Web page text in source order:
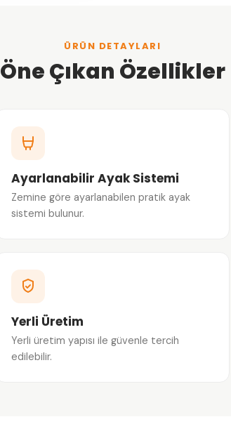
ÜRÜN DETAYLARI
Öne Çıkan Özellikler
Ayarlanabilir Ayak Sistemi
Zemine göre ayarlanabilen pratik ayak
sistemi bulunur.
Yerli Üretim
Yerli üretim yapısı ile güvenle tercih
edilebilir.